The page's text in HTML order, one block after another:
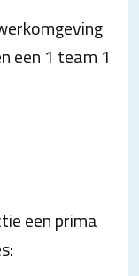
een 1 team 1
een prima